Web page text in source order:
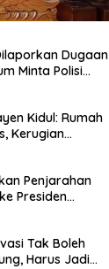
Dugaan
Minta Polisi
Kidul: Rumah
Kerugian
Penjarahan
Presiden
Tak Boleh
Harus Jadi